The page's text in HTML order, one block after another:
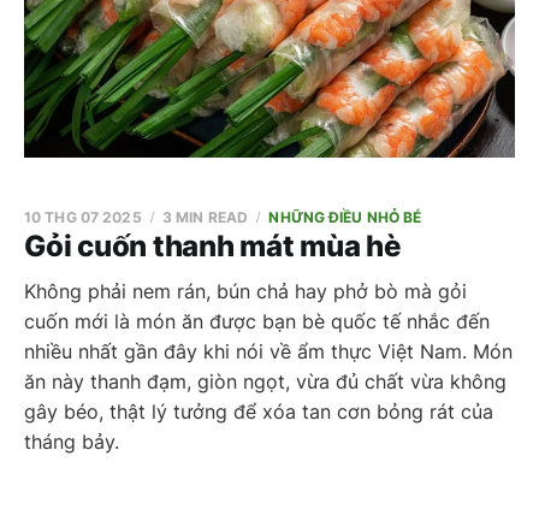
Gỏi cuốn thanh mát mùa hè
10 THG 07 2025 3 MIN READ NHỮNG ĐIỀU NHỎ BÉ
Không phải nem rán, bún chả hay phở bò mà gỏi
cuốn mới là món ăn được bạn bè quốc tế nhắc đến
nhiều nhất gần đây khi nói về ẩm thực Việt Nam. Món
ăn này thanh đạm, giòn ngọt, vừa đủ chất vừa không
gây béo, thật lý tưởng để xóa tan cơn bỏng rát của
tháng bảy.